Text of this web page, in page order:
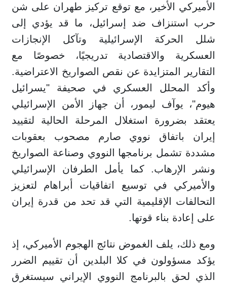
الأميركي الأخير، مع توقع تركيز طهران على شن
حرب استنزاف ضد إسرائيل، ما قد يؤدي إلى
شلل الحركة الإسرائيلية وتآكل الإنجازات
العسكرية والاقتصادية تدريجيًا، خصوصًا مع
التقارير المتزايدة عن نقص الصواريخ الاعتراضية.
وأكد المحلل العسكري في صحيفة "يسرائيل
هيوم"، يوآف ليمور، أن جهاز الأمن الإسرائيلي
يعتقد بضرورة استغلال المرحلة الحالية لتقييد
إيران باتفاق نووي صارم مصحوب بعقوبات
مشددة تشمل برنامجها النووي وصناعة الصواريخ
ونشر الإرهاب. كما يأمل الطرفان الإسرائيلي
والأميركي في توسيع اتفاقيات أبراهام لتعزيز
التحالفات الإقليمية التي قد تحد من قدرة إيران
على إعادة بناء قوتها.
ومع ذلك، يلف الغموض نتائج الهجوم الأميركي، إذ
يؤكد مسؤولون في كلا البلدين أن تقييم الضرر
الذي لحق بالبرنامج النووي الإيراني سيستغرق